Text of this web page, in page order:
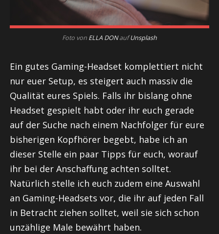
Foto von ELLA DONaufUnsplash
Ein gutes Gaming-Headset komplettiert nicht
nur euer Setup, es steigert auch massiv die
Qualität eures Spiels. Falls ihr bislang ohne
Headset gespielt habt oder ihr euch gerade
auf der Suche nach einem Nachfolger für eure
bisherigen Kopfhörer begebt, habe ich an
dieser Stelle ein paar Tipps für euch, worauf
ihr bei der Anschaffung achten solltet.
Natürlich stelle ich euch zudem eine Auswahl
an Gaming-Headsets vor, die ihr auf jeden Fall
in Betracht ziehen solltet, weil sie sich schon
unzählige Male bewährt haben.